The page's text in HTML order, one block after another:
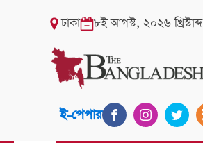
ঢাকা ৮ই আগস্ট, ২০২৬ খ্রিস্টাব্দ
ই-পেপার